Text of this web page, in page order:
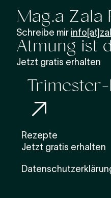
Mag.a Zala
Schreibe mir
Atmung ist
Jetzt gratis erhalten
Rezepte
Jetzt gratis erhalten